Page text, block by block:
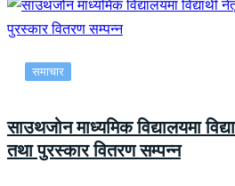
समाचार
साउथजोन माध्यमिक विद्यालयमा
तथा पुरस्कार वितरण सम्पन्न